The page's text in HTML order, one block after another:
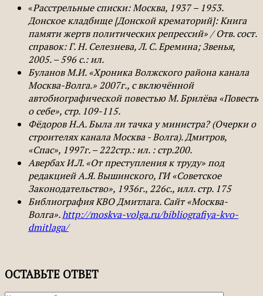
«Расстрельные списки: Москва, 1937 – 1953.
Донское кладбище [Донской крематорий]: Книга
памяти жертв политических репрессий» / Отв. сост.
справок: Г. Н. Селезнева, Л. С. Еремина; Звенья,
2005. – 596 с.: ил.
Буланов М.И. «Хроника Волжского района канала
Москва-Волга.» 2007г., с включённой
автобиографической повестью М. Брилёва «Повесть
о себе», стр. 109-115.
Фёдоров Н.А. Была ли тачка у министра? (Очерки о
строителях канала Москва - Волга). Дмитров,
«Спас», 1997г. – 222стр.: ил. : стр.200.
Авербах И.Л. «От преступления к труду» под
редакцией А.Я. Вышинского, ГИ «Советское
Законодательство», 1936г., 226с., илл. стр. 175
Библиография КВО Дмитлага. Сайт «Москва-
Волга».http://moskva-volga.ru/bibliografiya-kvo-
dmitlaga/
ОСТАВЬТЕ ОТВЕТ